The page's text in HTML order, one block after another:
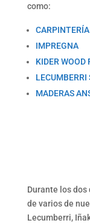
como:
IMPREGNA
KIDER WOOD
LECUMBERRI
MADERAS
Durante los
de varios de
Lecumberri,